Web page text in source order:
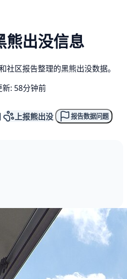
熊出没信息
社区报告整理的黑熊出没数据。
新: 58分钟前
上报熊出没 报告数据问题